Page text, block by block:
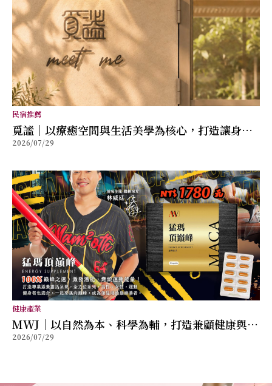
民宿推薦
覓謐｜以療癒空間與生活美學為核心，打造讓身心
放鬆的質感生活提案
2026/07/29
健康產業
MWJ｜以自然為本、科學為輔，打造兼顧健康與幸
福的全方位保健品牌
2026/07/29